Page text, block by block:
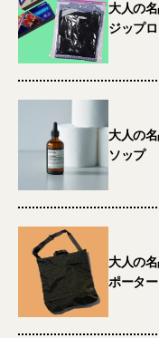
大人の
ジップ
大人の
ソップ
大人の
ポーター